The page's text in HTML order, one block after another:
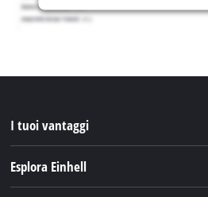
I tuoi vantaggi
Esplora Einhell